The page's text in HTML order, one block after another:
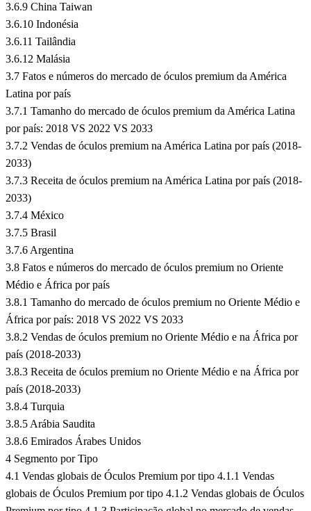
3.6.9 China Taiwan
3.6.10 Indonésia
3.6.11 Tailândia
3.6.12 Malásia
3.7 Fatos e números do mercado de óculos premium da América
Latina por país
3.7.1 Tamanho do mercado de óculos premium da América Latina
por país: 2018 VS 2022 VS 2033
3.7.2 Vendas de óculos premium na América Latina por país (2018-
2033)
3.7.3 Receita de óculos premium na América Latina por país (2018-
2033)
3.7.4 México
3.7.5 Brasil
3.7.6 Argentina
3.8 Fatos e números do mercado de óculos premium no Oriente
Médio e África por país
3.8.1 Tamanho do mercado de óculos premium no Oriente Médio e
África por país: 2018 VS 2022 VS 2033
3.8.2 Vendas de óculos premium no Oriente Médio e na África por
país (2018-2033)
3.8.3 Receita de óculos premium no Oriente Médio e na África por
país (2018-2033)
3.8.4 Turquia
3.8.5 Arábia Saudita
3.8.6 Emirados Árabes Unidos
4 Segmento por Tipo
4.1 Vendas globais de Óculos Premium por tipo 4.1.1 Vendas
globais de Óculos Premium por tipo 4.1.2 Vendas globais de Óculos